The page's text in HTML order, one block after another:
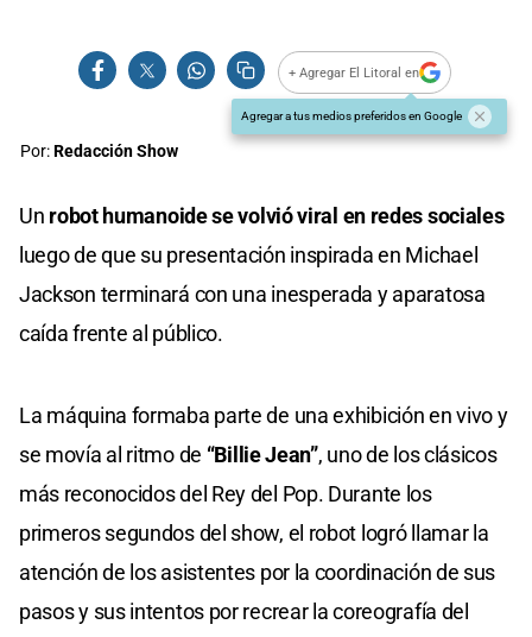
+ Agregar El Litoral en
Agregar a tus medios preferidos en Google
Por:Redacción Show
Un robot humanoide se volvió viral en redes sociales
luego de que su presentación inspirada en Michael
Jackson terminará con una inesperada y aparatosa
caída frente al público.
La máquina formaba parte de una exhibición en vivo y
se movía al ritmo de “Billie Jean”, uno de los clásicos
más reconocidos del Rey del Pop. Durante los
primeros segundos del show, el robot logró llamar la
atención de los asistentes por la coordinación de sus
pasos y sus intentos por recrear la coreografía del